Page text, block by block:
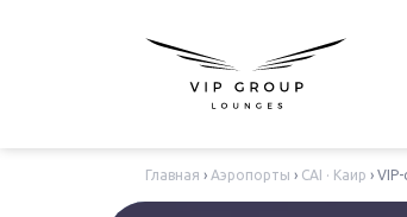
Главная › Аэропорты › CAI · Каир › VIP-